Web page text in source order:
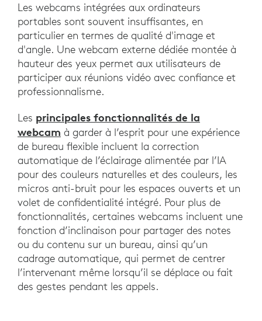
Les webcams intégrées aux ordinateurs
portables sont souvent insuffisantes, en
particulier en termes de qualité d'image et
d'angle. Une webcam externe dédiée montée à
hauteur des yeux permet aux utilisateurs de
participer aux réunions vidéo avec confiance et
professionnalisme.
Les principales fonctionnalités de la
webcam à garder à l’esprit pour une expérience
de bureau flexible incluent la correction
automatique de l’éclairage alimentée par l’IA
pour des couleurs naturelles et des couleurs, les
micros anti-bruit pour les espaces ouverts et un
volet de confidentialité intégré. Pour plus de
fonctionnalités, certaines webcams incluent une
fonction d’inclinaison pour partager des notes
ou du contenu sur un bureau, ainsi qu’un
cadrage automatique, qui permet de centrer
l’intervenant même lorsqu’il se déplace ou fait
des gestes pendant les appels.